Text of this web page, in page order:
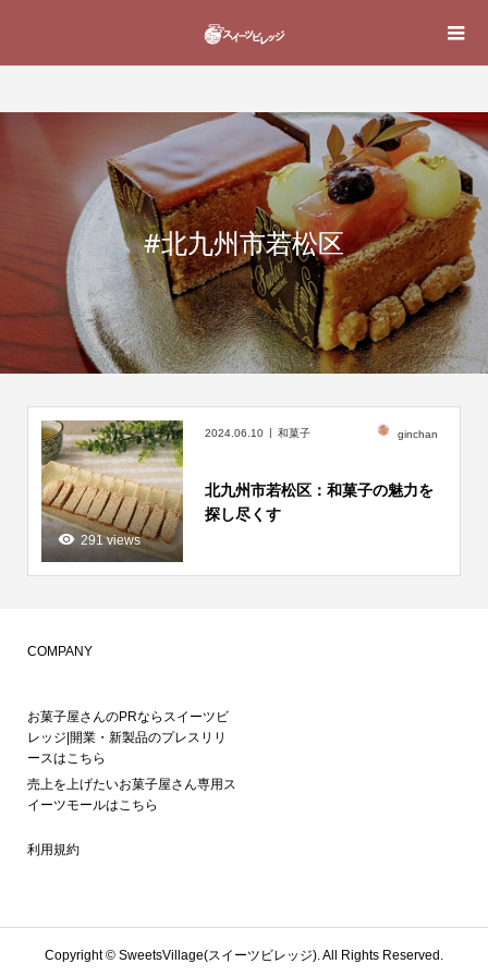
#北九州市若松区
291 views
2024.06.10 和菓子 ginchan
北九州市若松区：和菓子の魅力を
探し尽くす
COMPANY
お菓子屋さんのPRならスイーツビ
レッジ|開業・新製品のプレスリリ
ースはこちら
売上を上げたいお菓子屋さん専用ス
イーツモールはこちら
利用規約
Copyright © SweetsVillage(スイーツビレッジ). All Rights Reserved.